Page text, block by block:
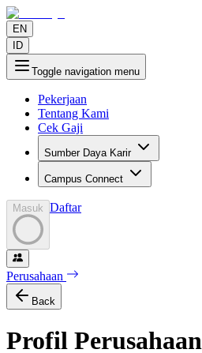
EN
ID
Toggle navigation menu
Pekerjaan
Tentang Kami
Cek Gaji
Sumber Daya Karir
Campus Connect
Masuk Daftar
Perusahaan
Back
Profil Perusahaan